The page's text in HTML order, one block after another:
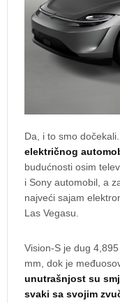
Da, i to smo dočekali.
električnog
budućnosti osim
i Sony automobil, a
najveći sajam
Las Vegasu.
Vision-S je dug
mm, dok je
unutrašnjost su
svaki sa svojim